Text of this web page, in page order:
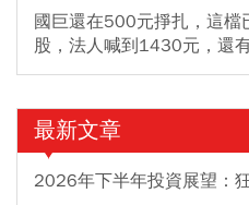
國巨還在500元掙扎，這
股，法人喊到1430元，還
最新文章
2026年下半年投資展望：